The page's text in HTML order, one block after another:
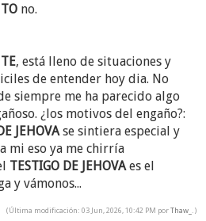
no.
, está lleno de situaciones y
de entender hoy dia. No
siempre me ha parecido algo
¿los motivos del engaño?:
JEHOVAse sintiera especial y
mi eso ya me chirría
TESTIGO DE JEHOVAes el
y vámonos...
(Última modificación: 03 Jun, 2026, 10:42 PM porThaw_ .)